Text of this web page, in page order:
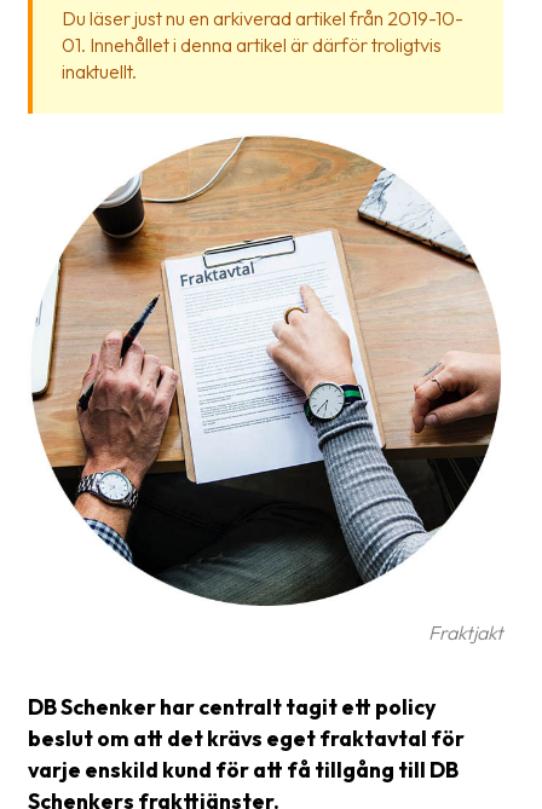
Hjälp?
svar
Ordlista
Paketering
Frakthandlingar
Skrivarinställningar
Tulldeklarationer
Leveransvillkor
Upphämtningar
Manualer
Kundtjänst
Om
Du läser just nu en arkiverad artikel från 2019-10-
01. Innehållet i denna artikel är därför troligtvis
inaktuellt.
Fraktjakt
DB Schenker har centralt tagit ett policy
beslut om att det krävs eget fraktavtal för
varje enskild kund för att få tillgång till DB
Schenkers frakttjänster.